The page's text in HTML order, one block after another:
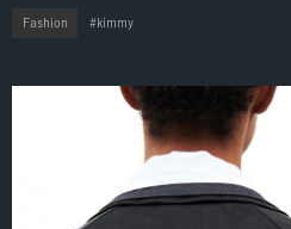
Fashion kimmy